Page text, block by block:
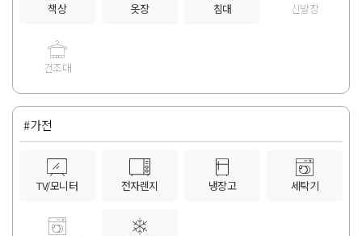
책상 옷장 침대 신발장
건조대
#가전
TV/모니터 전자렌지 냉장고 세탁기